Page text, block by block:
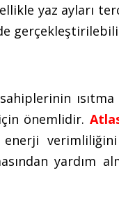
yaz ayları
önemlidir.
verimliliğini
yardım